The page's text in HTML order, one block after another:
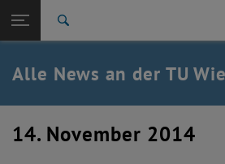
TU Login
Quicklinks
Quicklinks-Menü umschalten
Studium
Karriere
Zurück: Subseiten von TU Wien Startseite
Zurück zur letzten Ebene:
TU Wien Startseite
Alle News an der TU
14. November 2014